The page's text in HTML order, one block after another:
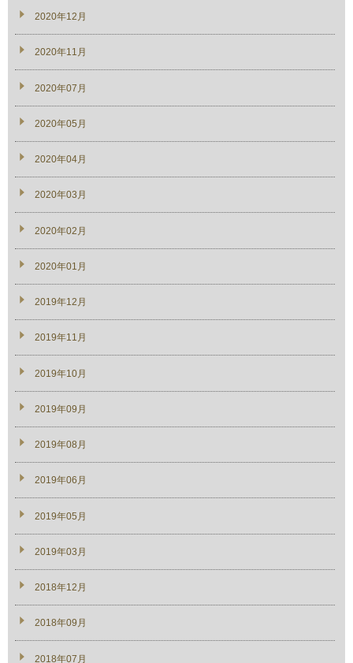
2020年12月
2020年11月
2020年07月
2020年05月
2020年04月
2020年03月
2020年02月
2020年01月
2019年12月
2019年11月
2019年10月
2019年09月
2019年08月
2019年06月
2019年05月
2019年03月
2018年12月
2018年09月
2018年07月